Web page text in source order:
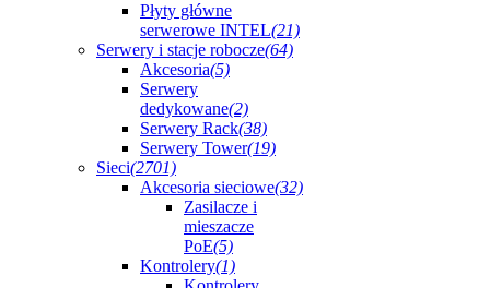
Płyty główne
serwerowe INTEL(21)
Serwery i stacje robocze(64)
Akcesoria(5)
Serwery
dedykowane(2)
Serwery Rack(38)
Serwery Tower(19)
Sieci(2701)
Akcesoria sieciowe(32)
Zasilacze i
mieszacze
PoE(5)
Kontrolery(1)